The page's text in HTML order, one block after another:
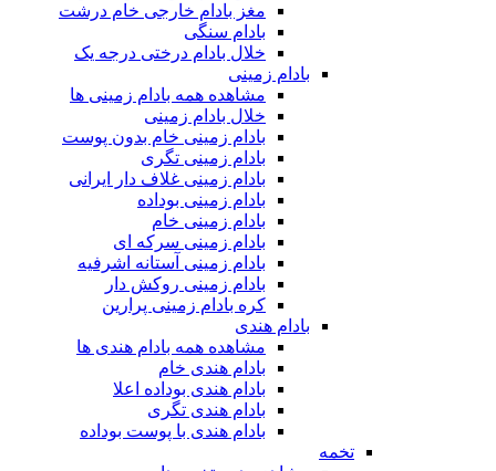
مغز بادام خارجی خام درشت
بادام سنگی
خلال بادام درختی درجه یک
بادام زمینی
مشاهده همه بادام زمینی ها
خلال بادام زمینی
بادام زمینی خام بدون پوست
بادام زمینی تگری
بادام زمینی غلاف دار ایرانی
بادام زمینی بوداده
بادام زمینی خام
بادام زمینی سرکه ای
بادام زمینی آستانه اشرفیه
بادام زمینی روکش دار
کره بادام زمینی پرارین
بادام هندی
مشاهده همه بادام هندی ها
بادام هندی خام
بادام هندی بوداده اعلا
بادام هندی تگری
بادام هندی با پوست بوداده
تخمه